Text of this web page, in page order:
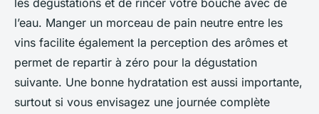
les dégustations et de rincer votre bouche avec de
l’eau. Manger un morceau de pain neutre entre les
vins facilite également la perception des arômes et
permet de repartir à zéro pour la dégustation
suivante. Une bonne hydratation est aussi importante,
surtout si vous envisagez une journée complète